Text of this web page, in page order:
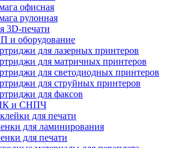
офисная
рулонная
3D-печати
и оборудование
для лазерных принтеров
для матричных принтеров
для светодиодных принтеров
для струйных принтеров
для факсов
и СНПЧ
для печати
для ламинирования
для печати